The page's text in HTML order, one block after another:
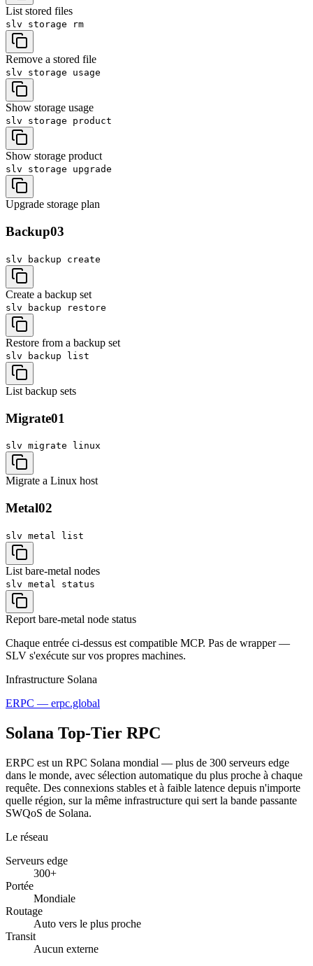
List stored files
slv storage rm
Remove a stored file
slv storage usage
Show storage usage
slv storage product
Show storage product
slv storage upgrade
Upgrade storage plan
Backup03
slv backup create
Create a backup set
slv backup restore
Restore from a backup set
slv backup list
List backup sets
Migrate01
slv migrate linux
Migrate a Linux host
Metal02
slv metal list
List bare-metal nodes
slv metal status
Report bare-metal node status
Chaque entrée ci-dessus est compatible MCP. Pas de wrapper —
SLV s'exécute sur vos propres machines.
Infrastructure Solana
ERPC — erpc.global
Solana Top-Tier RPC
ERPC est un RPC Solana mondial — plus de 300 serveurs edge
dans le monde, avec sélection automatique du plus proche à chaque
requête. Des connexions stables et à faible latence depuis n'importe
quelle région, sur la même infrastructure qui sert la bande passante
SWQoS de Solana.
Le réseau
Serveurs edge
300+
Portée
Mondiale
Routage
Auto vers le plus proche
Transit
Aucun externe